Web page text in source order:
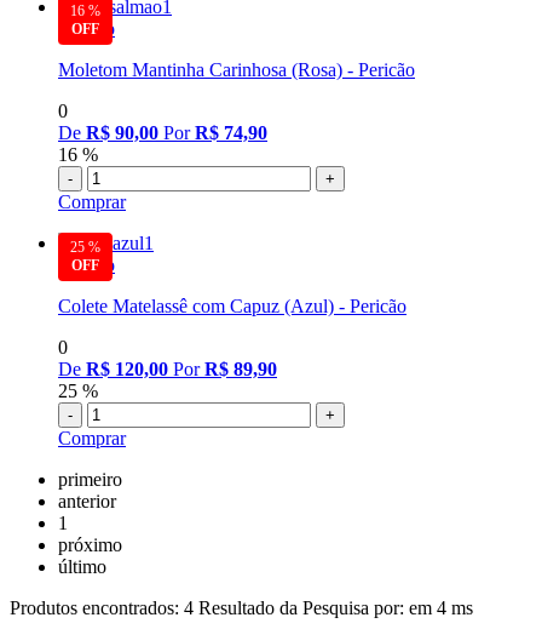
16 %
Pericão
Moletom Mantinha Carinhosa (Rosa) - Pericão
0
De R$ 90,00 PorR$ 74,90
16 %
- +
Comprar
25 %
Pericão
Colete Matelassê com Capuz (Azul) - Pericão
0
De R$ 120,00 PorR$ 89,90
25 %
- +
Comprar
primeiro
anterior
1
próximo
último
Produtos encontrados: 4 Resultado da Pesquisa por: em 4 ms